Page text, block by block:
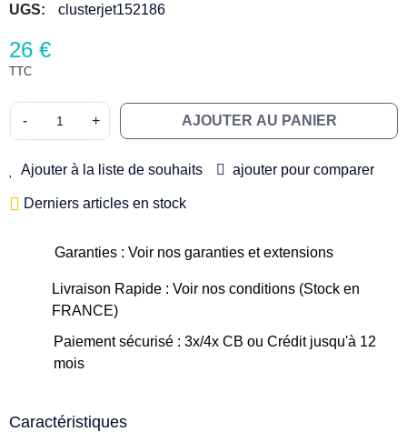
UGS: clusterjet152186
26 €
TTC
- + AJOUTER AU PANIER
Ajouter à la liste de souhaits ajouter pour comparer
Derniers articles en stock
Garanties : Voir nos garanties et extensions
Livraison Rapide : Voir nos conditions (Stock en
FRANCE)
Paiement sécurisé : 3x/4x CB ou Crédit jusqu'à 12
mois
Caractéristiques